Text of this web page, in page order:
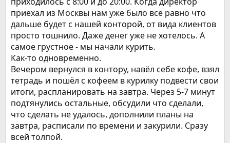
приехал из Москвы нам уже было всё равно что
дальше будет с нашей конторой, от вида клиентов
просто тошнило. Даже денег уже не хотелось. А
самое грустное - мы начали курить.
Как-то одновременно.
Вечером вернулся в контору, навёл себе кофе, взял
тетрадь и пошёл с кофеем в курилку подвести свои
итоги, распланировать на завтра. Через 5-7 минут
подтянулись остальные, обсудили что сделали,
что сделать не удалось, дополнили планы на
завтра, расписали по времени и закурили. Сразу
всей толпой.